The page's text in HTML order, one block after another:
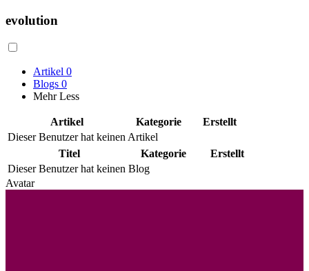
evolution
Artikel 0
Blogs 0
Mehr Less
Artikel Kategorie
Erstellt
Dieser Benutzer hat keinen Artikel
Titel
Kategorie
Erstellt
Dieser Benutzer hat keinen Blog
Avatar